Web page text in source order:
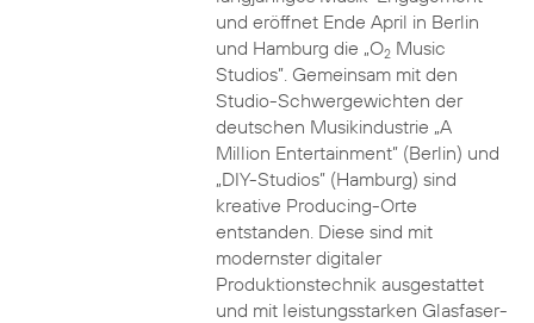
und eröffnet Ende April in Berlin
und Hamburg die „O2Music
Studios”. Gemeinsam mit den
Studio-Schwergewichten der
deutschen Musikindustrie „A
Million Entertainment” (Berlin) und
„DIY-Studios” (Hamburg) sind
kreative Producing-Orte
entstanden. Diese sind mit
modernster digitaler
Produktionstechnik ausgestattet
und mit leistungsstarken Glasfaser-